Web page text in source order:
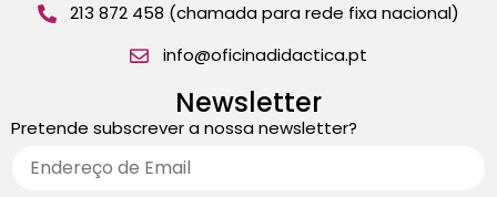
213 872 458 (chamada para rede fixa nacional)
info@oficinadidactica.pt
Newsletter
Pretende subscrever a nossa newsletter?